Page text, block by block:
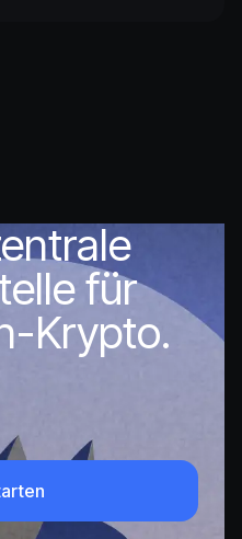
für
Krypto.